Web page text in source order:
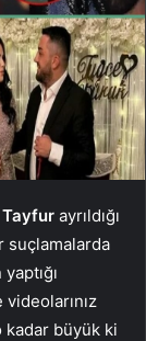
ayrıldığı
suçlamalarda
büyük ki